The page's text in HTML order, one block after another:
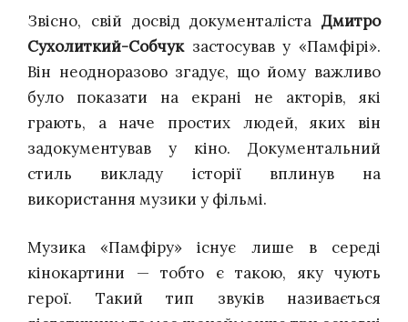
Звісно, свій досвід документаліста Дмитро
Сухолиткий-Собчукзастосував у «Памфірі».
Він неодноразово згадує, що йому важливо
було показати на екрані не акторів, які
грають, а наче простих людей, яких він
задокументував у кіно. Документальний
стиль викладу історії вплинув на
використання музики у фільмі.
Музика «Памфіру» існує лише в середі
кінокартини — тобто є такою, яку чують
герої. Такий тип звуків називається